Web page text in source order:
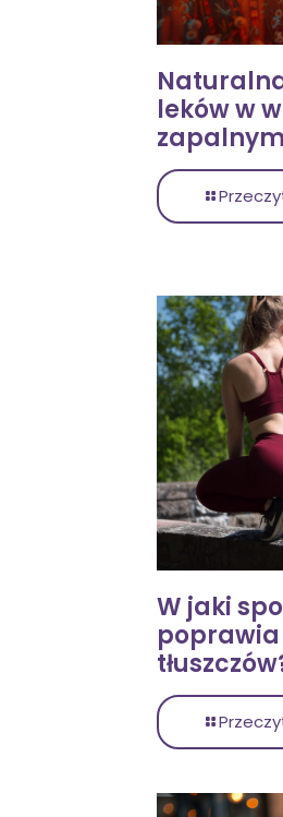
leków w
W jaki